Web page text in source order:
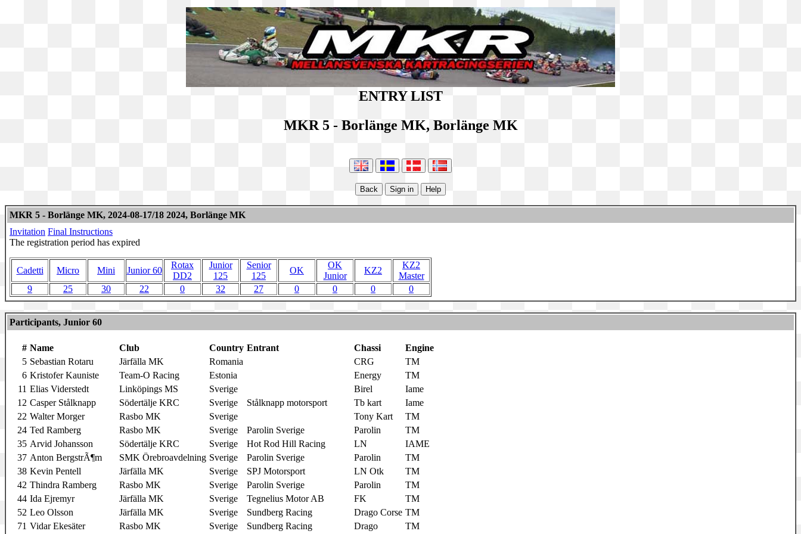
ENTRY LIST
MKR 5 - Borlänge MK, Borlänge MK
MKR 5 - Borlänge MK, 2024-08-17/18 2024, Borlänge MK
Invitation Final Instructions
The registration period has expired
Cadetti Micro Mini Junior 60
Rotax
DD2
Junior
125
Senior
125
OK
OK
Junior
KZ2
KZ2
Master
9
25 30 22 0 32 27 0 0 0 0
Participants, Junior 60
# Name Club Country Entrant Chassi
Engine
5 Sebastian Rotaru Järfälla MK Romania CRG
TM
6 Kristofer Kauniste Team-O Racing Estonia Energy
TM
11 Elias Viderstedt Linköpings MS Sverige Birel
Iame
12 Casper Stålknapp Södertälje KRC Sverige Stålknapp motorsport Tb kart
Iame
22 Walter Morger Rasbo MK Sverige Tony Kart
TM
24 Ted Ramberg Rasbo MK Sverige Parolin Sverige Parolin
TM
35 Arvid Johansson Södertälje KRC Sverige Hot Rod Hill Racing LN
IAME
37 Anton BergstrÃ¶m SMK Örebroavdelning Sverige Parolin Sverige Parolin
TM
38 Kevin Pentell Järfälla MK Sverige SPJ Motorsport LN Otk
TM
42 Thindra Ramberg Rasbo MK Sverige Parolin Sverige Parolin
TM
44 Ida Ejremyr Järfälla MK Sverige Tegnelius Motor AB FK
TM
52 Leo Olsson Järfälla MK Sverige Sundberg Racing Drago Corse TM
71 Vidar Ekesäter Rasbo MK Sverige Sundberg Racing Drago TM